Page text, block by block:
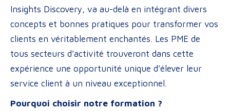
Insights Discovery, va au-delà en intégrant divers
concepts et bonnes pratiques pour transformer vos
clients en véritablement enchantés. Les PME de
tous secteurs d’activité trouveront dans cette
expérience une opportunité unique d’élever leur
service client à un niveau exceptionnel.
Pourquoi choisir notre formation ?